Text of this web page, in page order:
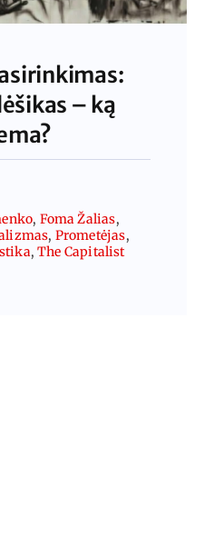
– ką
, Foma Žalias,
, Prometėjas,
,The Capitalist